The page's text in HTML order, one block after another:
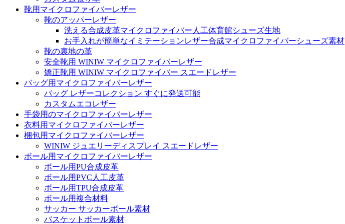
靴用マイクロファイバーレザー
靴のアッパーレザー
洗える合成皮革マイクロファイバー人工体育館シューズ生地
お手入れが簡単なイミテーションレザー合成マイクロファイバーシューズ素材
靴の裏地の革
安全靴用 WINIW マイクロファイバーレザー
矯正靴用 WINIW マイクロファイバー スエードレザー
バッグ用マイクロファイバーレザー
バッグ レザーコレクション すぐに発送可能
カスタムエコレザー
手袋用のマイクロファイバーレザー
衣料用マイクロファイバーレザー
梱包用マイクロファイバーレザー
WINIW ジュエリーディスプレイ スエードレザー
ボール用マイクロファイバーレザー
ボール用PU合成皮革
ボール用PVC人工皮革
ボール用TPU合成皮革
ボール用複合材料
サッカー サッカーボール素材
バスケットボール素材